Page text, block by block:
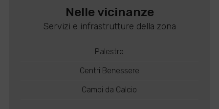
Nelle vicinanze
Servizi e infrastrutture della zona
Palestre
Centri Benessere
Campi da Calcio